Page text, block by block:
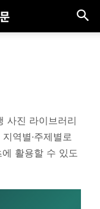
사진 라이브러리
역별·주제별로
활용할 수 있도